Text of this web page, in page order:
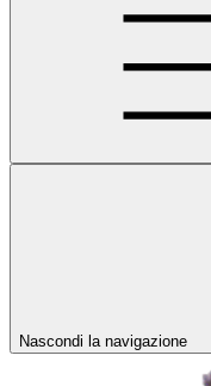
Nascondi la navigazione